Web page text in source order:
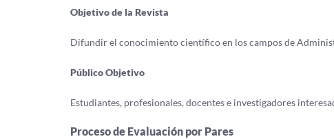
Objetivo de la Revista
Difundir el conocimiento científico en los campos de
Público Objetivo
Estudiantes, profesionales, docentes e investigadores
Proceso de Evaluación por Pares